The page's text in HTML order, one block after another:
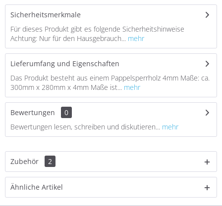
Sicherheitsmerkmale
Für dieses Produkt gibt es folgende Sicherheitshinweise
Achtung: Nur für den Hausgebrauch... mehr
Lieferumfang und Eigenschaften
Das Produkt besteht aus einem Pappelsperrholz 4mm Maße: ca.
300mm x 280mm x 4mm Maße ist... mehr
Bewertungen
0
Bewertungen lesen, schreiben und diskutieren... mehr
Zubehör 2
Ähnliche Artikel